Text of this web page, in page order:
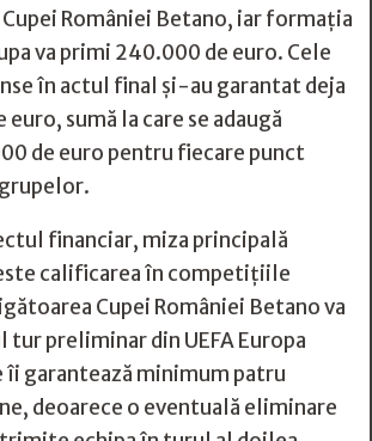
României Betano, iar formația
va primi 240.000 de euro. Cele
în actul final și-au garantat deja
sumă la care se adaugă
de euro pentru fiecare punct
financiar, miza principală
calificarea în competițiile
Cupei României Betano va
tur preliminar din UEFA Europa
îi garantează minimum patru
deoarece o eventuală eliminare